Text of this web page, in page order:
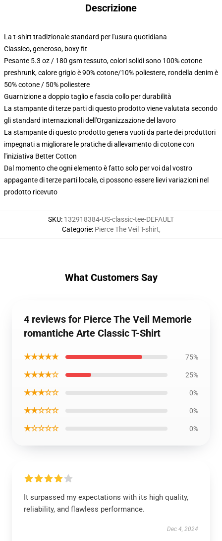
Descrizione
La t-shirt tradizionale standard per l'usura quotidiana
Classico, generoso, boxy fit
Pesante 5.3 oz / 180 gsm tessuto, colori solidi sono 100% cotone
preshrunk, calore grigio è 90% cotone/10% poliestere, rondella denim è
50% cotone / 50% poliestere
Guarnizione a doppio taglio e fascia collo per durabilità
La stampante di terze parti di questo prodotto viene valutata secondo
gli standard internazionali dell'Organizzazione del lavoro
La stampante di questo prodotto genera vuoti da parte dei produttori
impegnati a migliorare le pratiche di allevamento di cotone con
l'iniziativa Better Cotton
Dal momento che ogni elemento è fatto solo per voi dal vostro
appagante di terze parti locale, ci possono essere lievi variazioni nel
prodotto ricevuto
SKU: 132918384-US-classic-tee-DEFAULT
Categorie: Pierce The Veil T-shirt,
What Customers Say
4 reviews for Pierce The Veil Memorie
romantiche Arte Classic T-Shirt
★★★★★ 75%
★★★★☆ 25%
★★★☆☆ 0%
★★☆☆☆ 0%
★☆☆☆☆ 0%
It surpassed my expectations with its high quality,
reliability, and flawless performance.
Dec 4, 2024